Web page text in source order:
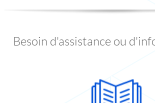
Besoin d'assistance ou